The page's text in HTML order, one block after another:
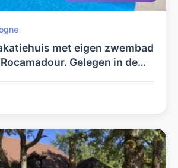
met eigen zwembad
Gelegen in de